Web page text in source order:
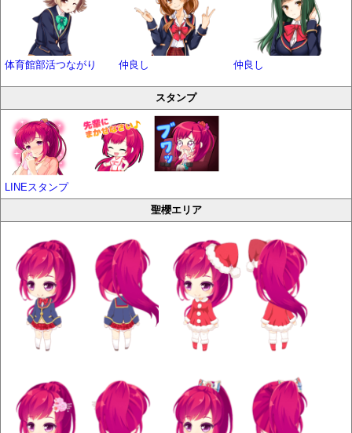
体育館部活つながり 仲良し 仲良し
スタンプ
LINEスタンプ
聖櫻エリア